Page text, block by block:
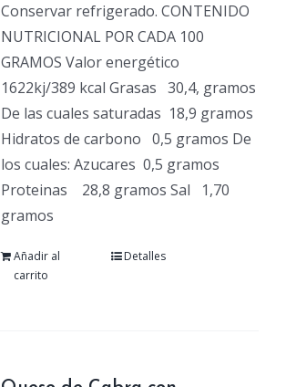
Conservar refrigerado. CONTENIDO
NUTRICIONAL POR CADA 100
GRAMOS Valor energético
1622kj/389 kcal Grasas 30,4, gramos
De las cuales saturadas 18,9 gramos
Hidratos de carbono 0,5 gramos De
los cuales: Azucares 0,5 gramos
Proteinas
28,8 gramos Sal
1,70
gramos
Añadir al
carrito
Detalles